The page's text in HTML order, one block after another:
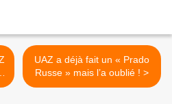
UAZ a déjà fait un « Prado
Russe » mais l’a oublié ! >